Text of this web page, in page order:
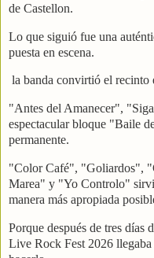
de Castellon.
Lo que siguió fue una
puesta en escena.
la banda convirtió el recinto
"Antes del Amanecer",
espectacular bloque "Baile
permanente.
"Color Café", "Goliardos",
Marea" y "Yo Controlo"
manera más apropiada
Porque después de tres días
Live Rock Fest 2026